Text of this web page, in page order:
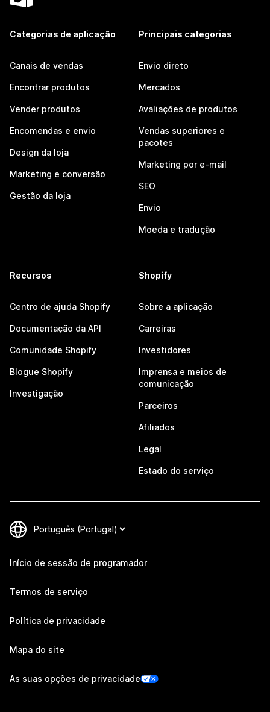
Categorias de aplicação
Canais de vendas
Encontrar produtos
Vender produtos
Encomendas e envio
Design da loja
Marketing e conversão
Gestão da loja
Principais categorias
Envio direto
Mercados
Avaliações de produtos
Vendas superiores e
pacotes
Marketing por e-mail
SEO
Envio
Moeda e tradução
Recursos
Centro de ajuda Shopify
Documentação da API
Comunidade Shopify
Blogue Shopify
Investigação
Shopify
Sobre a aplicação
Carreiras
Investidores
Imprensa e meios de
comunicação
Parceiros
Afiliados
Legal
Estado do serviço
Início de sessão de programador
Termos de serviço
Política de privacidade
Mapa do site
As suas opções de privacidade